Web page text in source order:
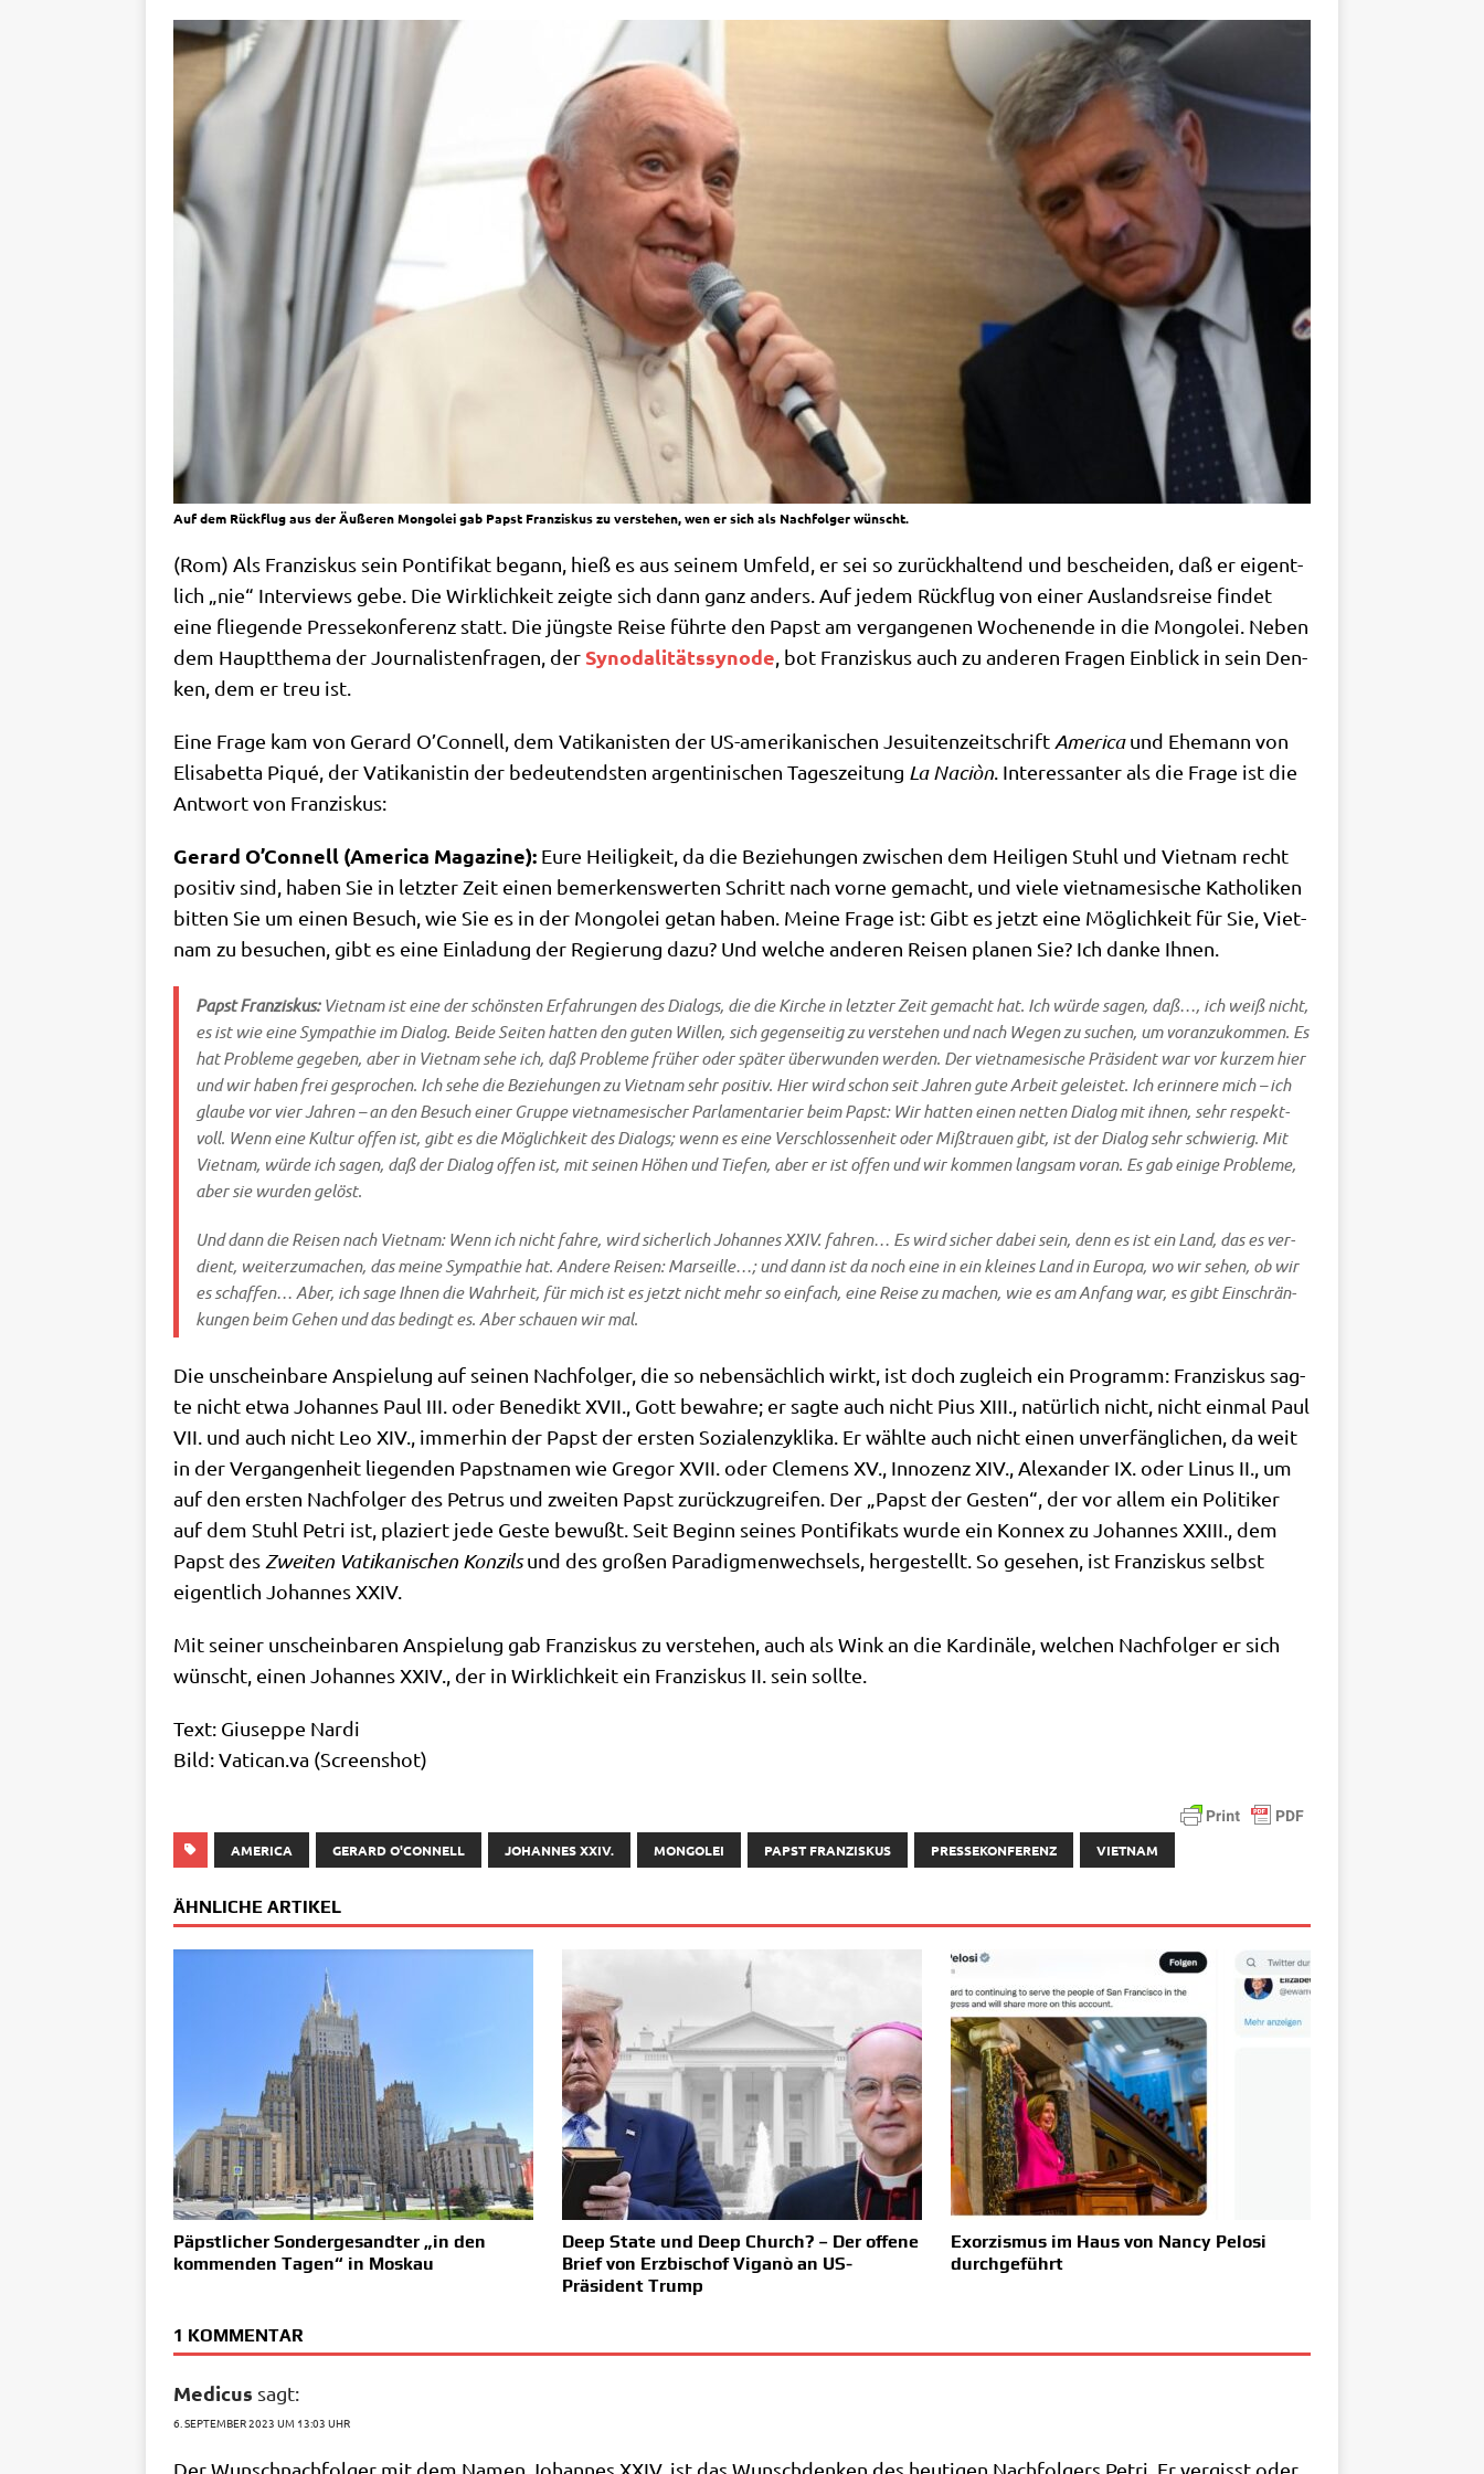
Auf dem Rückflug aus der Äußeren Mongolei gab Papst Franziskus zu verstehen, wen er sich als Nachfolger wünscht.
(Rom) Als Fran­zis­kus sein Pon­ti­fi­kat begann, hieß es aus sei­nem Umfeld, er sei so zurück­hal­tend und beschei­den, daß er eigent­
lich „nie“ Inter­views gebe. Die Wirk­lich­keit zeig­te sich dann ganz anders. Auf jedem Rück­flug von einer Aus­lands­rei­se fin­det
eine flie­gen­de Pres­se­kon­fe­renz statt. Die jüng­ste Rei­se führ­te den Papst am ver­gan­ge­nen Wochen­en­de in die Mon­go­lei. Neben
dem Haupt­the­ma der Jour­na­li­sten­fra­gen, der Syn­oda­li­täts­syn­ode , bot Fran­zis­kus auch zu ande­ren Fra­gen Ein­blick in sein Den­
ken, dem er treu ist.
Eine Fra­ge kam von Gerard O’Connell, dem Vati­ka­ni­sten der US-ame­ri­ka­ni­schen Jesui­ten­zeit­schrift Ame­ri­caund Ehe­mann von
Eli­sa­bet­ta Piqué, der Vati­ka­ni­stin der bedeu­tend­sten argen­ti­ni­schen Tages­zei­tung La Naciòn . Inter­es­san­ter als die Fra­ge ist die
Ant­wort von Franziskus:
Gerard O’Connell (Ame­ri­ca Maga­zi­ne): Eure Hei­lig­keit, da die Bezie­hun­gen zwi­schen dem Hei­li­gen Stuhl und Viet­nam recht
posi­tiv sind, haben Sie in letz­ter Zeit einen bemer­kens­wer­ten Schritt nach vor­ne gemacht, und vie­le viet­na­me­si­sche Katho­li­ken
bit­ten Sie um einen Besuch, wie Sie es in der Mon­go­lei getan haben. Mei­ne Fra­ge ist: Gibt es jetzt eine Mög­lich­keit für Sie, Viet­
nam zu besu­chen, gibt es eine Ein­la­dung der Regie­rung dazu? Und wel­che ande­ren Rei­sen pla­nen Sie? Ich dan­ke Ihnen.
Papst Fran­zis­kus: Viet­nam ist eine der schön­sten Erfah­run­gen des Dia­logs, die die Kir­che in letz­ter Zeit gemacht hat. Ich wür­de sagen, daß…, ich weiß nicht,
es ist wie eine Sym­pa­thie im Dia­log. Bei­de Sei­ten hat­ten den guten Wil­len, sich gegen­sei­tig zu ver­ste­hen und nach Wegen zu suchen, um vor­an­zu­kom­men. Es
hat Pro­ble­me gege­ben, aber in Viet­nam sehe ich, daß Pro­ble­me frü­her oder spä­ter über­wun­den wer­den. Der viet­na­me­si­sche Prä­si­dent war vor kur­zem hier
und wir haben frei gespro­chen. Ich sehe die Bezie­hun­gen zu Viet­nam sehr posi­tiv. Hier wird schon seit Jah­ren gute Arbeit gelei­stet. Ich erin­ne­re mich – ich
glau­be vor vier Jah­ren – an den Besuch einer Grup­pe viet­na­me­si­scher Par­la­men­ta­ri­er beim Papst: Wir hat­ten einen net­ten Dia­log mit ihnen, sehr respekt­
voll. Wenn eine Kul­tur offen ist, gibt es die Mög­lich­keit des Dia­logs; wenn es eine Ver­schlos­sen­heit oder Miß­trau­en gibt, ist der Dia­log sehr schwie­rig. Mit
Viet­nam, wür­de ich sagen, daß der Dia­log offen ist, mit sei­nen Höhen und Tie­fen, aber er ist offen und wir kom­men lang­sam vor­an. Es gab eini­ge Pro­ble­me,
aber sie wur­den gelöst.
Und dann die Rei­sen nach Viet­nam: Wenn ich nicht fah­re, wird sicher­lich Johan­nes XXIV. fah­ren… Es wird sicher dabei sein, denn es ist ein Land, das es ver­
dient, wei­ter­zu­ma­chen, das mei­ne Sym­pa­thie hat. Ande­re Rei­sen: Mar­seil­le…; und dann ist da noch eine in ein klei­nes Land in Euro­pa, wo wir sehen, ob wir
es schaf­fen… Aber, ich sage Ihnen die Wahr­heit, für mich ist es jetzt nicht mehr so ein­fach, eine Rei­se zu machen, wie es am Anfang war, es gibt Ein­schrän­
kun­gen beim Gehen und das bedingt es. Aber schau­en wir mal.
Die unschein­ba­re Anspie­lung auf sei­nen Nach­fol­ger, die so neben­säch­lich wirkt, ist doch zugleich ein Pro­gramm: Fran­zis­kus sag­
te nicht etwa Johan­nes Paul III. oder Bene­dikt XVII., Gott bewah­re; er sag­te auch nicht Pius XIII., natür­lich nicht, nicht ein­mal Paul
VII. und auch nicht Leo XIV., immer­hin der Papst der ersten Sozi­al­enzy­kli­ka. Er wähl­te auch nicht einen unver­fäng­li­chen, da weit
in der Ver­gan­gen­heit lie­gen­den Papst­na­men wie Gre­gor XVII. oder Cle­mens XV., Inno­zenz XIV., Alex­an­der IX. oder Linus II., um
auf den ersten Nach­fol­ger des Petrus und zwei­ten Papst zurück­zu­grei­fen. Der „Papst der Gesten“, der vor allem ein Poli­ti­ker
auf dem Stuhl Petri ist, pla­ziert jede Geste bewußt. Seit Beginn sei­nes Pon­ti­fi­kats wur­de ein Kon­nex zu Johan­nes XXIII., dem
Papst des Zwei­ten Vati­ka­ni­schen Kon­zilsund des gro­ßen Para­dig­men­wech­sels, her­ge­stellt. So gese­hen, ist Fran­zis­kus selbst
eigent­lich Johan­nes XXIV.
Mit sei­ner unschein­ba­ren Anspie­lung gab Fran­zis­kus zu ver­ste­hen, auch als Wink an die Kar­di­nä­le, wel­chen Nach­fol­ger er sich
wünscht, einen Johan­nes XXIV., der in Wirk­lich­keit ein Fran­zis­kus II. sein sollte.
Text: Giu­sep­pe Nar­di
Bild: Vati​can​.va (Screen­shot)
AMERICA GERARD O'CONNELL JOHANNES XXIV. MONGOLEI PAPST FRANZISKUS PRESSEKONFERENZ VIETNAM
ÄHNLICHE ARTIKEL
Päpstlicher Sondergesandter „in den
kommenden Tagen“ in Moskau
Deep State und Deep Church? – Der offene
Brief von Erzbischof Viganò an US-
Präsident Trump
Exorzismus im Haus von Nancy Pelosi
durchgeführt
1 KOMMENTAR
Medicus sagt:
6. SEPTEMBER 2023 UM 13:03 UHR